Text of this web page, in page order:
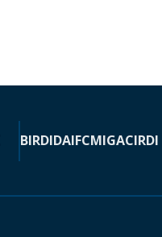
BIRDIDAIFCMIGACIRDI